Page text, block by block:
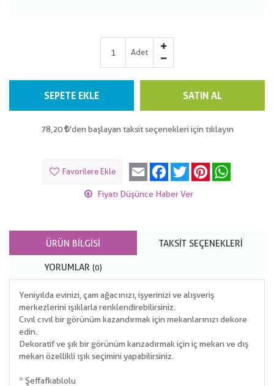
Adet
SEPETE EKLE SATIN AL
78,20 'den başlayan taksit seçenekleri için tıklayın
Favorilere Ekle Email Facebook
Twitter Pinterest
Fiyatı Düşünce Haber Ver
ÜRÜN BILGISI TAKSIT SEÇENEKLERI
YORUMLAR (0)
Yeniyılda evinizi, çam ağacınızı, işyerinizi ve alışveriş
merkezlerini ışıklarla renklendirebilirsiniz.
Cıvıl cıvıl bir görünüm kazandırmak için mekanlarınızı dekore
edin.
Dekoratif ve şık bir görünüm kanzadırmak için iç mekan ve dış
mekan özellikli ışık seçimini yapabilirsiniz.
* Şeffaf kablolu